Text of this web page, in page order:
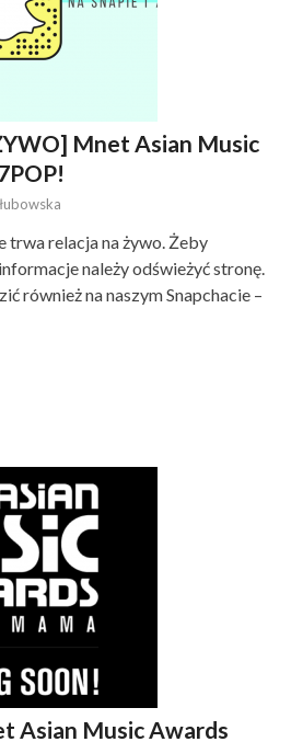
Mnet Asian Music
trwa relacja na żywo. Żeby
należy odświeżyć stronę.
również na naszym Snapchacie –
Asian Music Awards